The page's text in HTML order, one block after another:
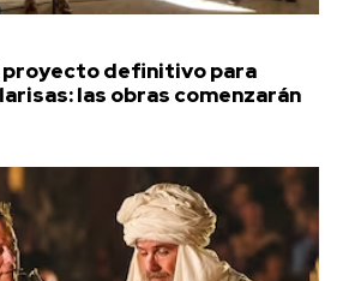
proyecto definitivo para
las obras comenzarán